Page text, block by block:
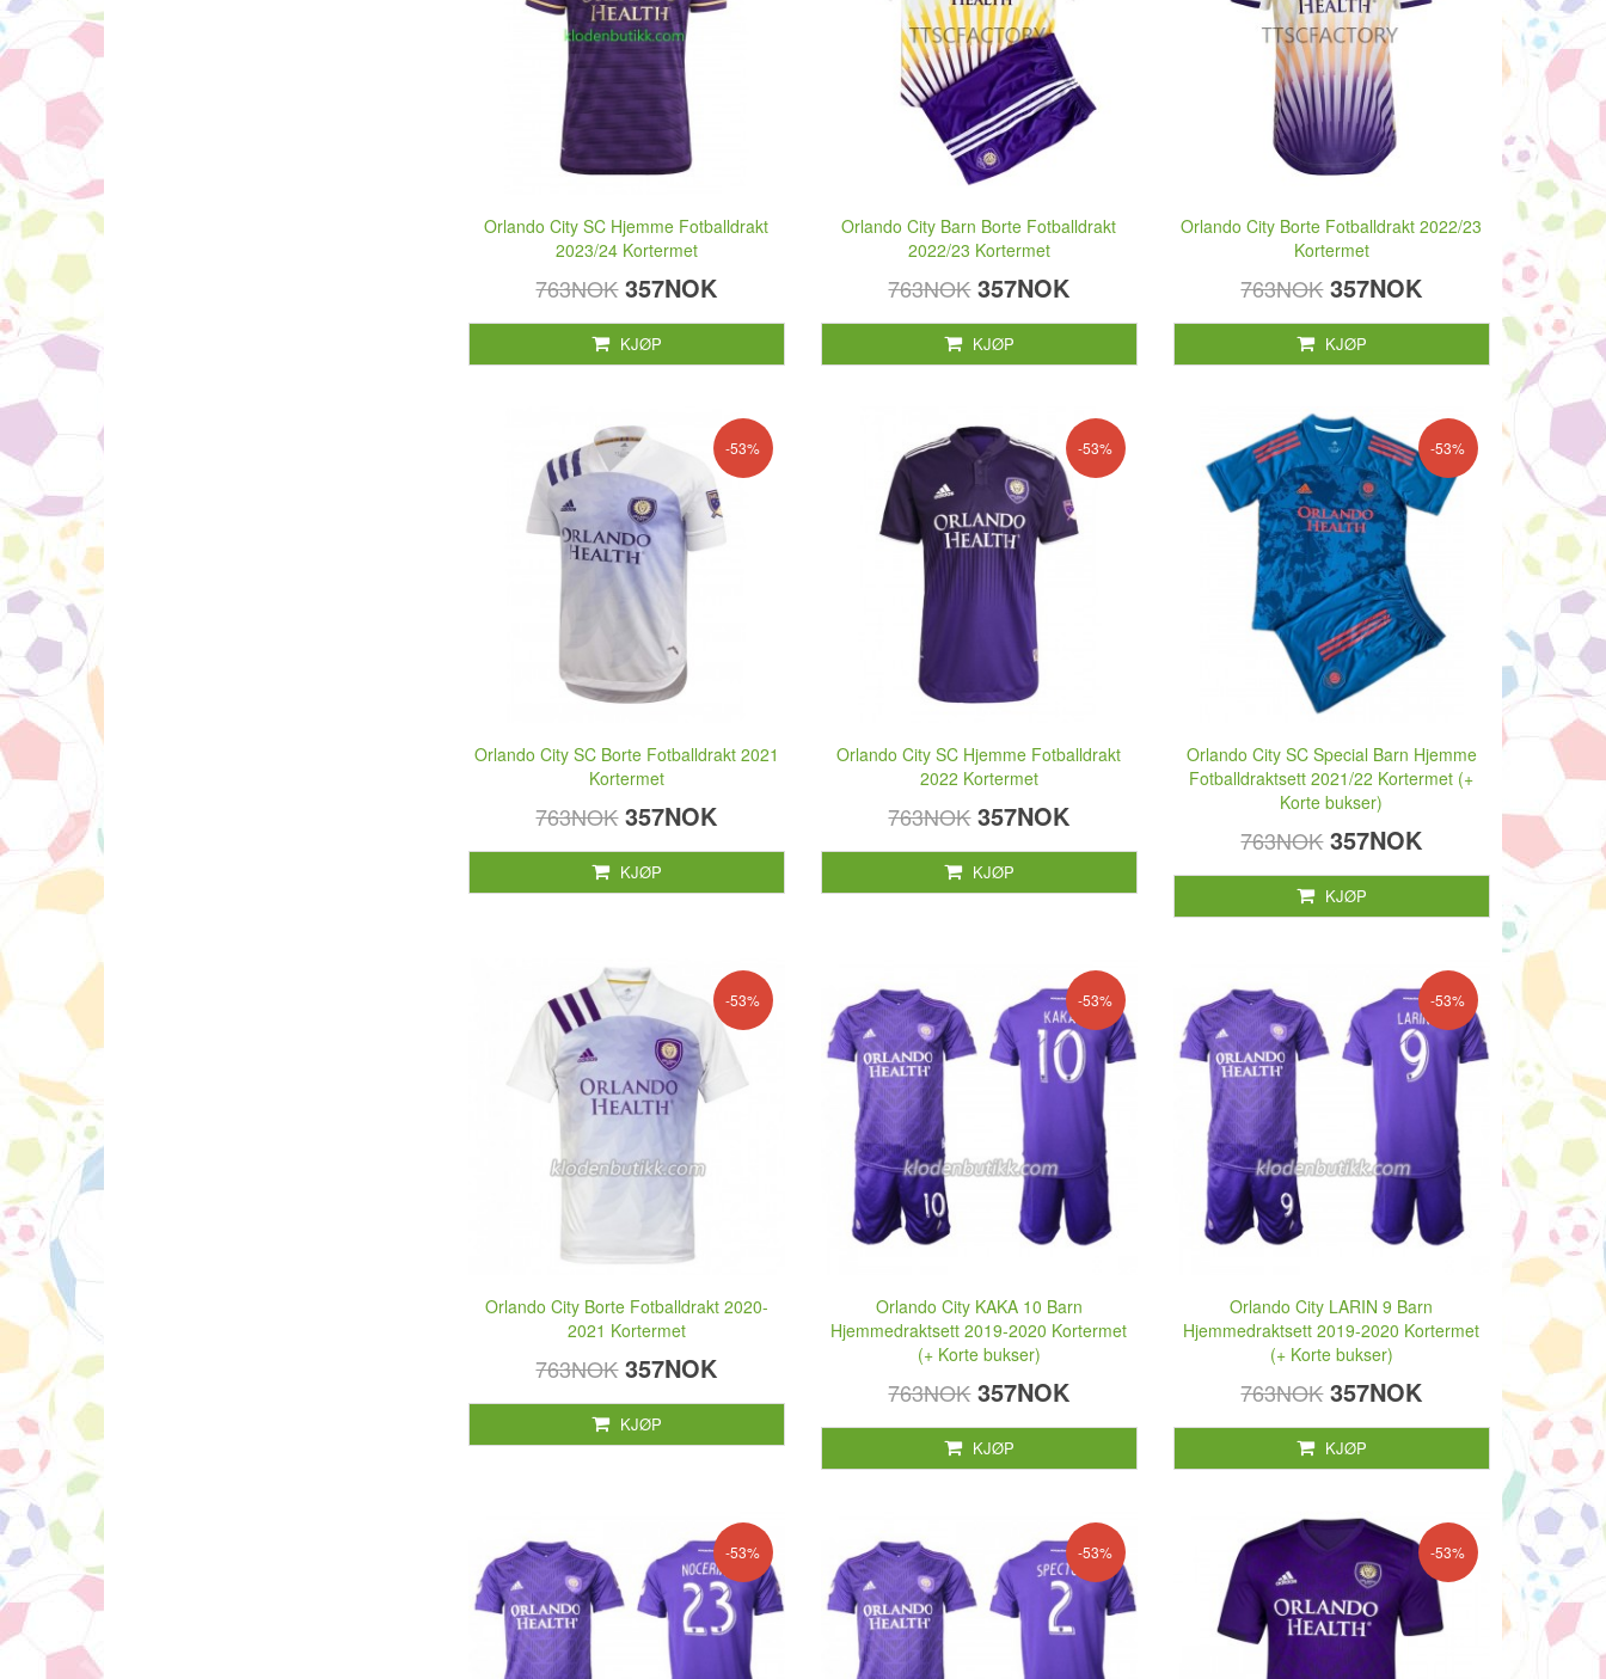
Orlando City SC Hjemme Fotballdrakt
2023/24 Kortermet
763NOK 357NOK
KJØP
Orlando City Barn Borte Fotballdrakt
2022/23 Kortermet
763NOK 357NOK
KJØP
Orlando City Borte Fotballdrakt 2022/23
Kortermet
763NOK 357NOK
KJØP
-53%
Orlando City SC Borte Fotballdrakt 2021
Kortermet
763NOK 357NOK
KJØP
-53%
Orlando City SC Hjemme Fotballdrakt
2022 Kortermet
763NOK 357NOK
KJØP
-53%
Orlando City SC Special Barn Hjemme
Fotballdraktsett 2021/22 Kortermet (+
Korte bukser)
763NOK 357NOK
KJØP
-53%
Orlando City Borte Fotballdrakt 2020-
2021 Kortermet
763NOK 357NOK
KJØP
-53%
Orlando City KAKA 10 Barn
Hjemmedraktsett 2019-2020 Kortermet
(+ Korte bukser)
763NOK 357NOK
KJØP
-53%
Orlando City LARIN 9 Barn
Hjemmedraktsett 2019-2020 Kortermet
(+ Korte bukser)
763NOK 357NOK
KJØP
-53% -53% -53%